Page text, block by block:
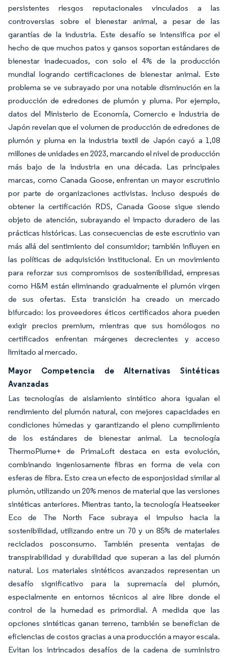
persistentes riesgos reputacionales vinculados a las
controversias sobre el bienestar animal, a pesar de las
garantías de la industria. Este desafío se intensifica por el
hecho de que muchos patos y gansos soportan estándares de
bienestar inadecuados, con solo el 4% de la producción
mundial logrando certificaciones de bienestar animal. Este
problema se ve subrayado por una notable disminución en la
producción de edredones de plumón y pluma. Por ejemplo,
datos del Ministerio de Economía, Comercio e Industria de
Japón revelan que el volumen de producción de edredones de
plumón y pluma en la industria textil de Japón cayó a 1,08
millones de unidades en 2023, marcando el nivel de producción
más bajo de la industria en una década. Las principales
marcas, como Canada Goose, enfrentan un mayor escrutinio
por parte de organizaciones activistas. Incluso después de
obtener la certificación RDS, Canada Goose sigue siendo
objeto de atención, subrayando el impacto duradero de las
prácticas históricas. Las consecuencias de este escrutinio van
más allá del sentimiento del consumidor; también influyen en
las políticas de adquisición institucional. En un movimiento
para reforzar sus compromisos de sostenibilidad, empresas
como H&M están eliminando gradualmente el plumón virgen
de sus ofertas. Esta transición ha creado un mercado
bifurcado: los proveedores éticos certificados ahora pueden
exigir precios premium, mientras que sus homólogos no
certificados enfrentan márgenes decrecientes y acceso
limitado al mercado.
Mayor Competencia de Alternativas Sintéticas
Avanzadas
Las tecnologías de aislamiento sintético ahora igualan el
rendimiento del plumón natural, con mejores capacidades en
condiciones húmedas y garantizando el pleno cumplimiento
de los estándares de bienestar animal. La tecnología
ThermoPlume+ de PrimaLoft destaca en esta evolución,
combinando ingeniosamente fibras en forma de vela con
esferas de fibra. Esto crea un efecto de esponjosidad similar al
plumón, utilizando un 20% menos de material que las versiones
sintéticas anteriores. Mientras tanto, la tecnología Heatseeker
Eco de The North Face subraya el impulso hacia la
sostenibilidad, utilizando entre un 70 y un 85% de materiales
reciclados posconsumo. También presenta ventajas de
transpirabilidad y durabilidad que superan a las del plumón
natural. Los materiales sintéticos avanzados representan un
desafío significativo para la supremacía del plumón,
especialmente en entornos técnicos al aire libre donde el
control de la humedad es primordial. A medida que las
opciones sintéticas ganan terreno, también se benefician de
eficiencias de costos gracias a una producción a mayor escala.
Evitan los intrincados desafíos de la cadena de suministro